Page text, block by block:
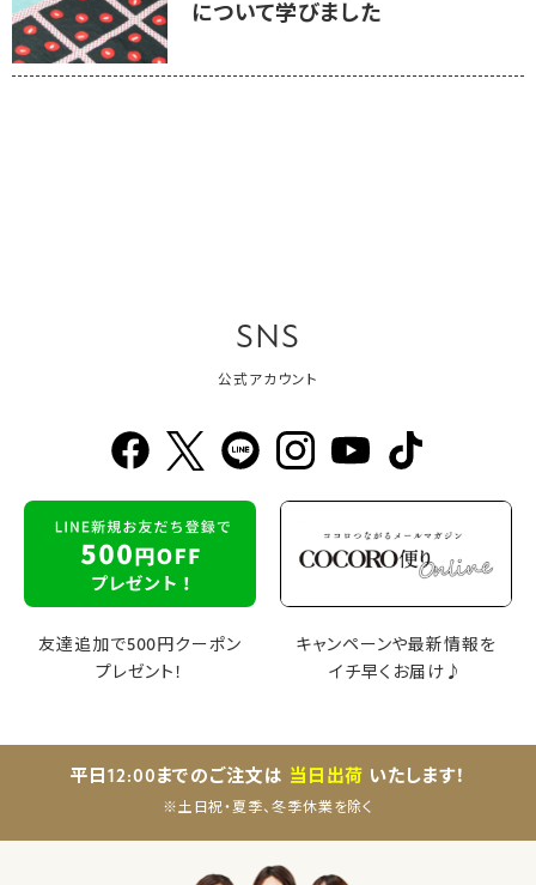
について学びました
SNS
公式アカウント
友達追加で500円クーポン
プレゼント！
キャンペーンや最新情報を
イチ早くお届け♪
平日12:00までのご注文は 当日出荷 いたします！
※土日祝・夏季、冬季休業を除く